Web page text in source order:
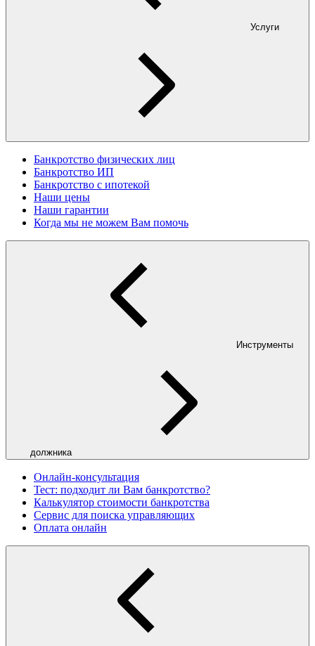
Услуги
Банкротство физических лиц
Банкротство ИП
Банкротство с ипотекой
Наши цены
Наши гарантии
Когда мы не можем Вам помочь
Инструменты
должника
Онлайн-консультация
Тест: подходит ли Вам банкротство?
Калькулятор стоимости банкротства
Сервис для поиска управляющих
Оплата онлайн